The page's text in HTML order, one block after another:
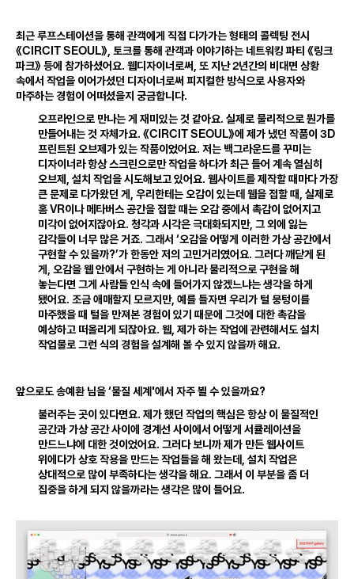
최근 루프스테이션을 통해 관객에게 직접 다가가는 형태의 콜렉팅 전시
《CIRCITSEOUL》 토크를 통해 관객과 이야기하는 네트워킹 파티 《링크
파크》 등에 참가하셨어요. 웹디자이너로써 또 지난2년간의 비대면 상황
속에서 작업을 이어가셨던 디자이너로써 피지컬한 방식으로 사용자와
마주하는 경험이 어떠셨을지 궁금합니다.
오프라인으로 만나는 게 재미있는 것 같아요. 실제로 물리적으로 뭔가를
만들어내는 것 자체가요. 《CIRCITSEOUL》에 제가 냈던 작품이 3D
프린트된 오브제가 있는 작품이었어요. 저는 백그라운드를 꾸미는
디자이너라 항상 스크린으로만 작업을 하다가 최근 들어 계속 열심히
오브제
설치 작업을 시도해보고 있어요. 웹사이트를 제작할 때마다 가장
큰 문제로 다가왔던 게
우리한테는 오감이 있는데 웹을 접할 때 실제로
홈VR이나 메타버스 공간을 접할 때는 오감 중에서 촉감이 없어지고
미각이 없어지잖아요. 청각과 시각은 극대화되지만, 그 외에 잃는
감각들이 너무 많은 거죠. 그래서 ‘오감을 어떻게 이러한 가상 공간에서
구현할 수 있을까?’가 한동안 저의 고민거리였어요. 그러다 깨닫게 된
게
오감을 웹 안에서 구현하는 게 아니라 물리적으로 구현을 해
놓는다면 그게 사람들 인식 속에 들어가지 않겠느냐는 생각을 하게
됐어요. 조금 애매할지 모르지만, 예를 들자면 우리가 털 뭉텅이를
마주했을 때 털을 만져본 경험이 있기 때문에 그것에 대한 촉감을
예상하고 떠올리게 되잖아요. 웹 제가 하는 작업에 관련해서도 설치
작업물로 그런 식의 경험을 설계해 볼 수 있지 않을까 해요.
앞으로도 송예환 님을 ‘물질 세계'에서 자주 뵐 수 있을까요?
불러주는 곳이 있다면요. 제가 했던 작업의 핵심은 항상 이 물질적인
공간과 가상 공간 사이에 경계선 사이에서 어떻게 서큘레이션을
만드느냐에 대한 것이었어요. 그러다 보니까 제가 만든 웹사이트
위에다가 상호 작용을 만드는 작업들을 해 왔는데
설치 작업은
상대적으로 많이 부족하다는 생각을 해요. 그래서 이 부분을 좀 더
집중을 하게 되지 않을까라는 생각은 많이 들어요.